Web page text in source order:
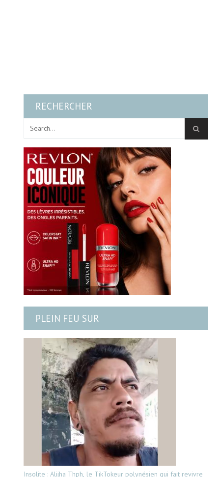
RECHERCHER
PLEIN FEU SUR
Insolite : Alijha Thph, le TikTokeur polynésien qui fait revivre